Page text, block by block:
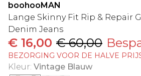
boohooMAN
Lange Skinny Fit Rip & Repair
Denim Jeans
€ 16,00 € 60,00
BEZORGING VOOR DE HALVE
Kleur: Vintage Blauw